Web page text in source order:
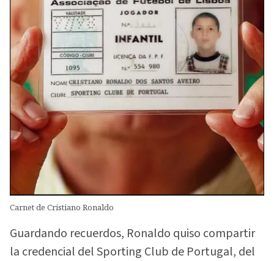
Carnet de Cristiano Ronaldo
Guardando recuerdos, Ronaldo quiso compartir
la credencial del Sporting Club de Portugal, del